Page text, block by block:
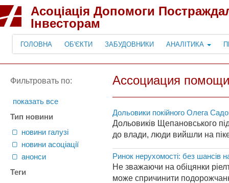
Асоціація Допомоги
Інвесторам
ГОЛОВНА ОБ'ЄКТИ ЗАБУДОВНИКИ АНАЛІТИКА
Фильтровать по:
показать все
Тип новини
новини галузі
новини асоціації
анонси
Теги
Ассоциация
Дольовики покійного Олега
Дольовиків Щепановського
до влади, люди вийшли на
Ринок нерухомості: без шансів
Не зважаючи на обіцянки
може спричинити